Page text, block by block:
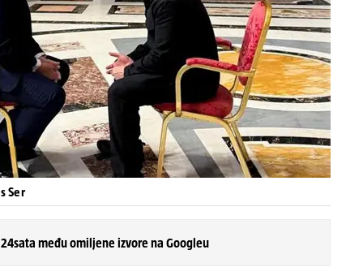
Ser
među omiljene izvore na Googleu